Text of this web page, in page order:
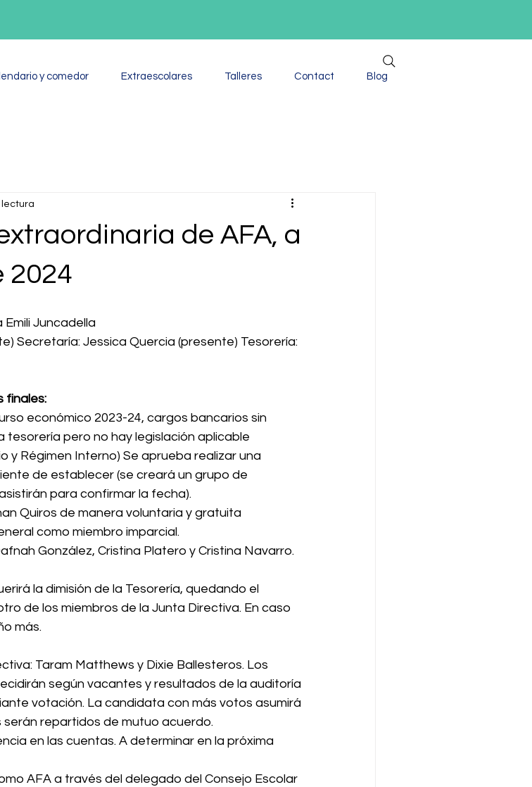
y comedor Extraescolares Talleres Contact Blog
de AFA, a
2024
lectura
Emili Juncadella
Secretaría: Jessica Quercia (presente) Tesorería:
finales:
económico 2023-24, cargos bancarios sin
tesorería pero no hay legislación aplicable
y Régimen Interno) Se aprueba realizar una
de establecer (se creará un grupo de
para confirmar la fecha).
Quiros de manera voluntaria y gratuita
como miembro imparcial.
González, Cristina Platero y Cristina Navarro.
la dimisión de la Tesorería, quedando el
de los miembros de la Junta Directiva. En caso
más.
Taram Matthews y Dixie Ballesteros. Los
según vacantes y resultados de la auditoría
votación. La candidata con más votos asumirá
repartidos de mutuo acuerdo.
en las cuentas. A determinar en la próxima
AFA a través del delegado del Consejo Escolar